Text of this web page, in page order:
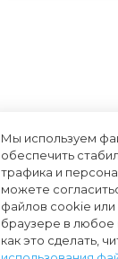
Мы используем
обеспечить
трафика и
можете
файлов cookie или
браузере в
как это сделать,